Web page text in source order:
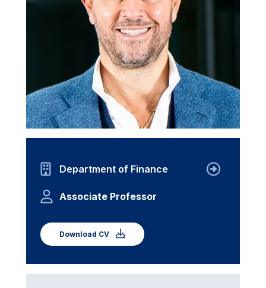
Department of Finance
Associate Professor
Download CV